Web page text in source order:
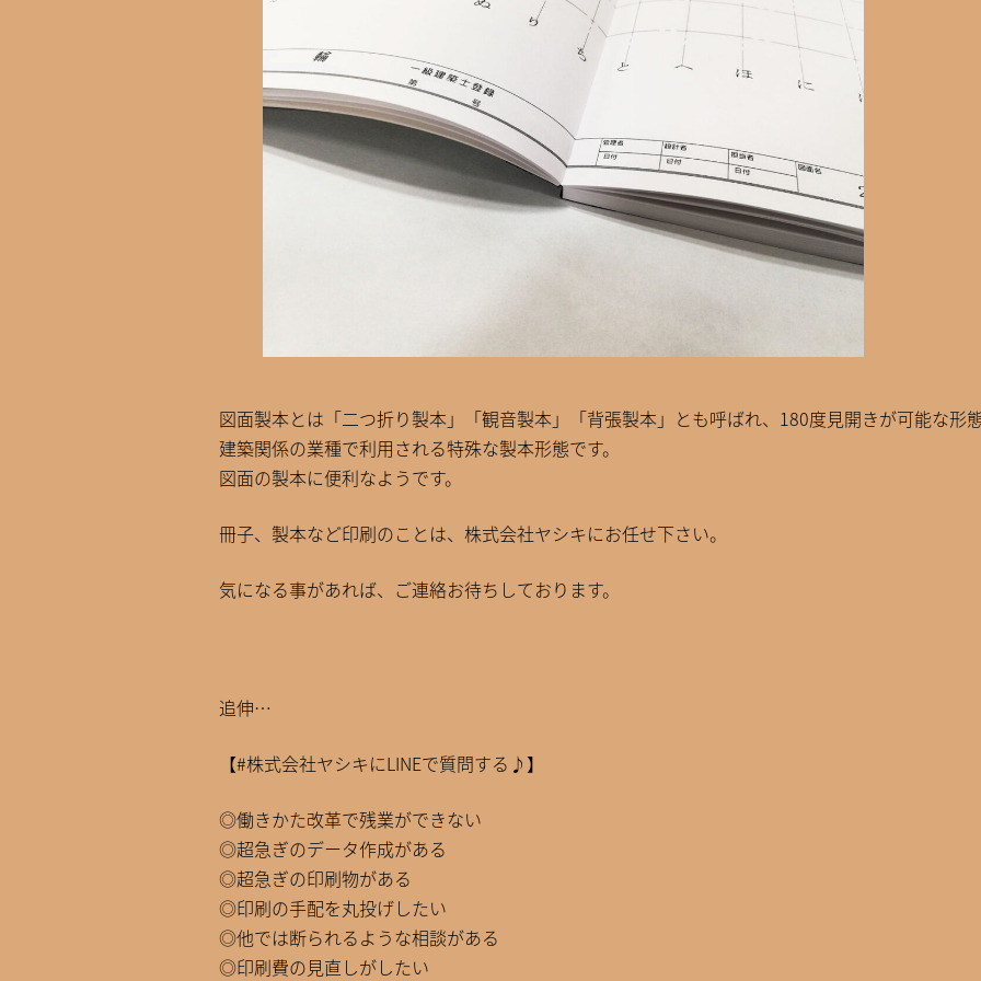
図面製本とは「二つ折り製本」「観音製本」「背張製本」とも呼ばれ、180度見開きが可能な形態
建築関係の業種で利用される特殊な製本形態です。
図面の製本に便利なようです。
冊子、製本など印刷のことは、株式会社ヤシキにお任せ下さい。
気になる事があれば、ご連絡お待ちしております。
追伸…
【#株式会社ヤシキにLINEで質問する♪】
◎働きかた改革で残業ができない
◎超急ぎのデータ作成がある
◎超急ぎの印刷物がある
◎印刷の手配を丸投げしたい
◎他では断られるような相談がある
◎印刷費の見直しがしたい